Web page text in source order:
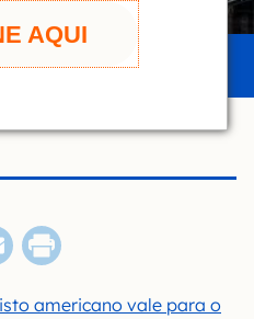
AQUI
americano vale para o